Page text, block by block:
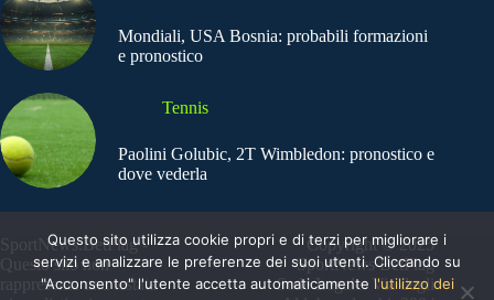
Mondiali, USA Bosnia: probabili formazioni
e pronostico
Tennis
Paolini Golubic, 2T Wimbledon: pronostico e
dove vederla
SportNews.BetFlag -
Questo sito non
rappresenta una testata
Copyright © 2025
SportNews BetFlag
Sede Legale: Via degli
Questo sito utilizza cookie propri e di terzi per migliorare i
servizi e analizzare le preferenze dei suoi utenti. Cliccando su
"Acconsento" l'utente accetta automaticamente l'utilizzo dei